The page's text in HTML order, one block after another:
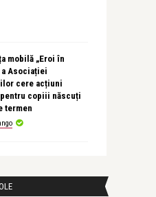
mobilă „Eroi în
Asociației
cere acțiuni
copiii născuți
termen